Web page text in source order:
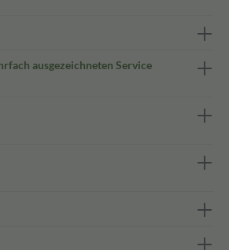
ausgezeichneten Service